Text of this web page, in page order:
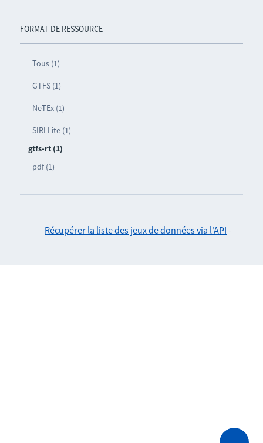
FORMAT DE RESSOURCE
Tous (1)
GTFS (1)
NeTEx (1)
SIRI Lite (1)
gtfs-rt (1)
pdf (1)
Récupérer la liste des jeux de données via l'API -